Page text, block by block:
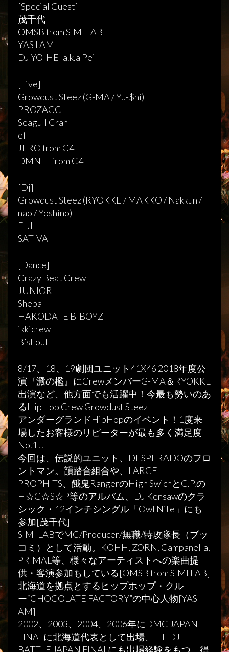
[Special Guest]
茂千代
OMSB from SIMI LAB
YAS I AM
DJ YO-HEI a.k.a Pei
[Live]
Growdust Steez (G-MA / Yu-$hi)
PROZACC
Seagull Cran
ef
JERO from C4
DMNLL from C4
[Dj]
Growdust Steez (RYOKKE / MAKKO / Nakkun /
nao / Yoshino)
EIJI
SATIVA
[Dance]
Crazy Beat Crew
JUNIOR
Sheba
HAKODATE B-BOYZ
ikkicrew
B’st out
8/17、18、19劇団ユニット41X46 2018年度公
演『澱の檻』にCrewメンバーG-MA＆RYOKKE
出演など、他方面でも活躍中！今最も勢いのあ
るHipHop Crew Growdust Steez
アンダーグランドHipHopのイベント！1度来
場したお客様のリピーターが最も多く満足度
No.1!!
今回は、伝説的ユニット、DESPERADOのフロ
ントマン。韻踏合組合や、LARGE
PROPHITS、餓鬼RangerのHigh SwichとG.P.の
H☆G☆S☆P等のアルバム、DJ Kensawのクラ
シック・12インチシングル「Owl Nite」にも
参加[茂千代]
SIMI LABでMC/Producer/無職/特攻隊長（ブッ
コミ）として活動。KOHH, ZORN, Campanella,
PRIMAL等、様々なアーティストへの楽曲提
供・客演参加もしている[OMSB from SIMI LAB]
北海道を拠点とするヒップホップ・クル
ー“CHOCOLATE FACTORY”の中心人物[YAS I
AM]
2002、2003、2004、2006年にDMC JAPAN
FINALに北海道代表として出場、ITF DJ
BATTLE JAPAN FINALにも出場経験をもつ。得